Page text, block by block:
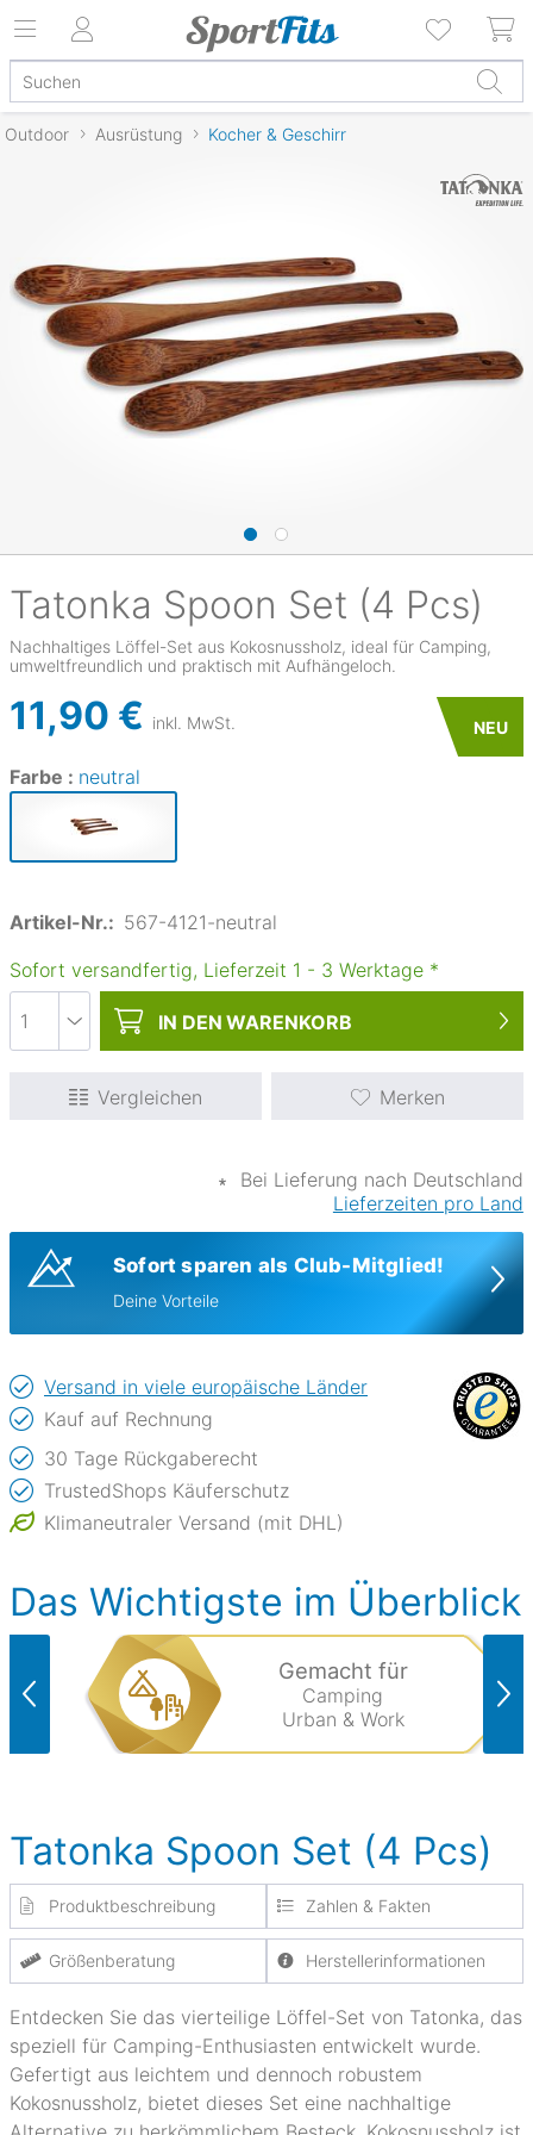
Outdoor Ausrüstung Kocher & Geschirr
Tatonka Spoon Set (4 Pcs)
Nachhaltiges Löffel-Set aus Kokosnussholz, ideal für Camping,
umweltfreundlich und praktisch mit Aufhängeloch.
11,90 € inkl. MwSt. NEU
Farbe : neutral
Artikel-Nr.: 567-4121-neutral
Sofort versandfertig, Lieferzeit 1 - 3 Werktage *
IN DEN WARENKORB
Vergleichen Merken
∗
Bei Lieferung nach Deutschland
Lieferzeiten pro Land
Sofort sparen als Club-Mitglied!
Deine Vorteile
Versand in viele europäische Länder
Kauf auf Rechnung
30 Tage Rückgaberecht
TrustedShops Käuferschutz
Klimaneutraler Versand (mit DHL)
Das Wichtigste im Überblick
Gemacht für
Camping
Urban & Work
Tatonka Spoon Set (4 Pcs)
Produktbeschreibung Zahlen & Fakten
Größenberatung Herstellerinformationen
Entdecken Sie das vierteilige Löffel-Set von Tatonka, das
speziell für Camping-Enthusiasten entwickelt wurde.
Gefertigt aus leichtem und dennoch robustem
Kokosnussholz, bietet dieses Set eine nachhaltige